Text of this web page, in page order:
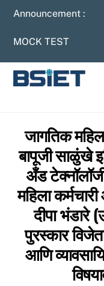
Skip
content
Announcement :
MOCK TEST
जागतिक
बापूजी साळुंखे
अँड
महिला कर्मचारी
दीपा भंडारे
पुरस्कार
आणि